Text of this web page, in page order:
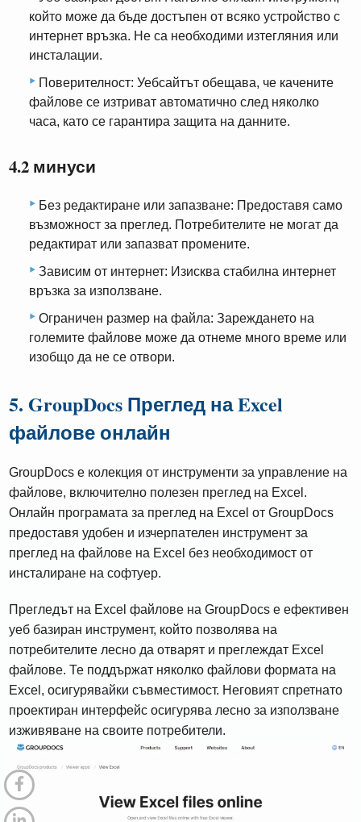
който може да бъде достъпен от всяко устройство с
интернет връзка. Не са необходими изтегляния или
инсталации.
Поверителност: Уебсайтът обещава, че качените
файлове се изтриват автоматично след няколко
часа, като се гарантира защита на данните.
4.2 минуси
Без редактиране или запазване: Предоставя само
възможност за преглед. Потребителите не могат да
редактират или запазват промените.
Зависим от интернет: Изисква стабилна интернет
връзка за използване.
Ограничен размер на файла: Зареждането на
големите файлове може да отнеме много време или
изобщо да не се отвори.
5. GroupDocs Преглед на Excel
файлове онлайн
GroupDocs е колекция от инструменти за управление на
файлове, включително полезен преглед на Excel.
Онлайн програмата за преглед на Excel от GroupDocs
предоставя удобен и изчерпателен инструмент за
преглед на файлове на Excel без необходимост от
инсталиране на софтуер.
Прегледът на Excel файлове на GroupDocs е ефективен
уеб базиран инструмент, който позволява на
потребителите лесно да отварят и преглеждат Excel
файлове. Те поддържат няколко файлови формата на
Excel, осигурявайки съвместимост. Неговият спретнато
проектиран интерфейс осигурява лесно за използване
изживяване на своите потребители.